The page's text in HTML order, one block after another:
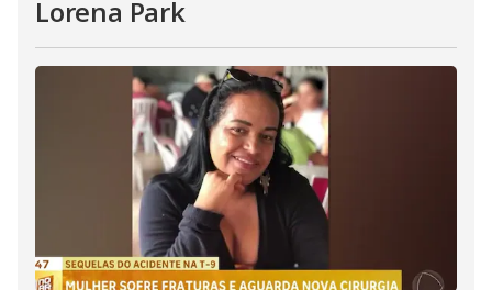
Lorena Park